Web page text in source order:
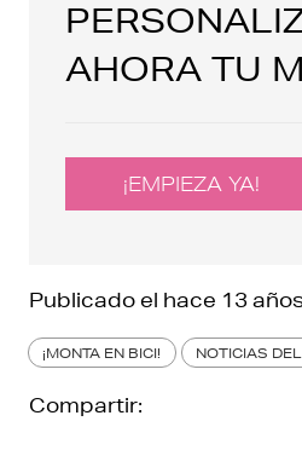
AHORA TU
¡EMPIEZA YA!
Publicado el hace 13
¡MONTA EN BICI! NOTICIAS
Compartir: